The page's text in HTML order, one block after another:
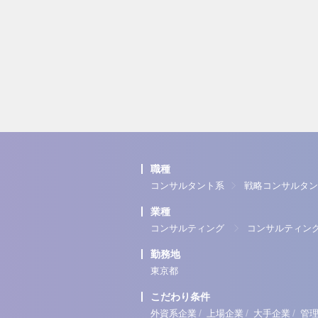
職種
コンサルタント系 戦略コンサルタ
業種
コンサルティング コンサルティン
勤務地
東京都
こだわり条件
外資系企業 / 上場企業 / 大手企業 / 管